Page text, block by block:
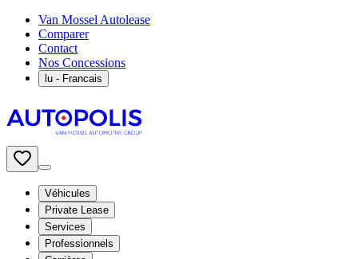
Van Mossel Autolease
Comparer
Contact
Nos Concessions
lu - Francais
Véhicules
Private Lease
Services
Professionnels